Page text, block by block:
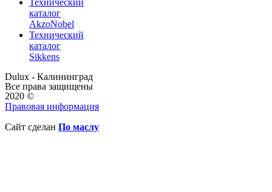
каталог
AkzoNobel
Технический
каталог
Sikkens
Dulux - Калининград
Все права защищены
2020 ©
Правовая информация
Сайт сделан По маслу